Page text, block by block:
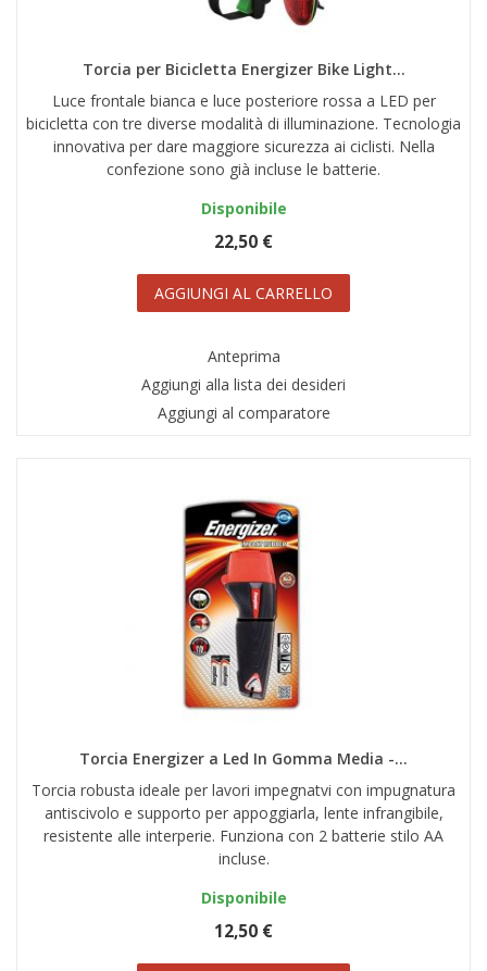
DICONO DI NOITorcia per Bicicletta Energizer Bike Light...
Luce frontale bianca e luce posteriore rossa a LED per
bicicletta con tre diverse modalità di illuminazione. Tecnologia
innovativa per dare maggiore sicurezza ai ciclisti. Nella
confezione sono già incluse le batterie.
Disponibile
22,50 €
AGGIUNGI AL CARRELLO
Anteprima
Aggiungi alla lista dei desideri
Aggiungi al comparatore
Torcia Energizer a Led In Gomma Media -...
Torcia robusta ideale per lavori impegnatvi con impugnatura
antiscivolo e supporto per appoggiarla, lente infrangibile,
resistente alle interperie. Funziona con 2 batterie stilo AA
incluse.
Disponibile
12,50 €